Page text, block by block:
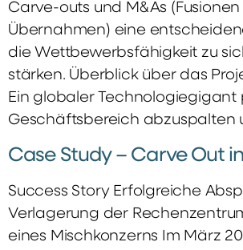
Carve-outs und M&As
Übernahmen) eine
die Wettbewerbsfähigkeit zu
stärken. Überblick über das
Ein globaler Technologiegigant
Geschäftsbereich abzuspalten
Case Study – Carve Out
Success Story Erfolgreiche
Verlagerung der
eines Mischkonzerns Im März